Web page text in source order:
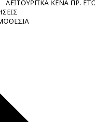
ΛΕΙΤΟΥΡΓΙΚΑ ΚΕΝΑ ΠΡ.